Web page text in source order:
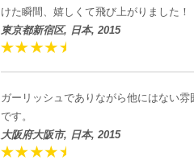
けた瞬間、嬉しくて飛び上がりました！
東京都新宿区, 日本, 2015
ガーリッシュでありながら他にはない
です。
大阪府大阪市, 日本, 2015